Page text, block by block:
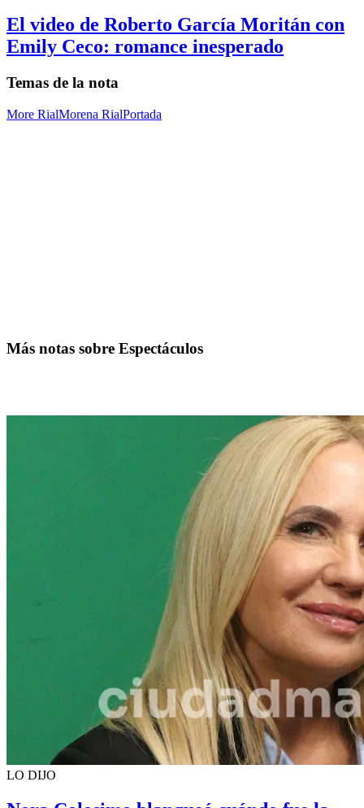
El video de Roberto García Moritán con
Emily Ceco: romance inesperado
Temas de la nota
More RialMorena RialPortada
Más notas sobre Espectáculos
LO DIJO